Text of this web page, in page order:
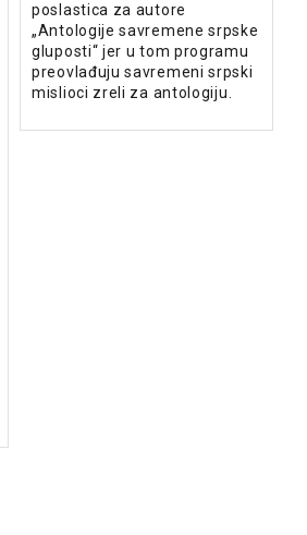
poslastica za autore
„Antologije savremene srpske
gluposti“ jer u tom programu
preovlađuju savremeni srpski
mislioci zreli za antologiju.